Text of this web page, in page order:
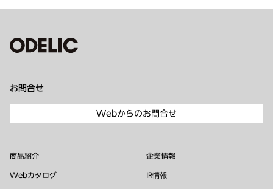
お問合せ
Webからのお問合せ
商品紹介
Webカタログ
企業情報
IR情報